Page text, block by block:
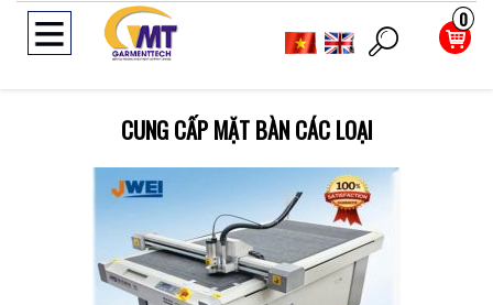
0
CUNG CẤP MẶT BÀN CÁC LOẠI